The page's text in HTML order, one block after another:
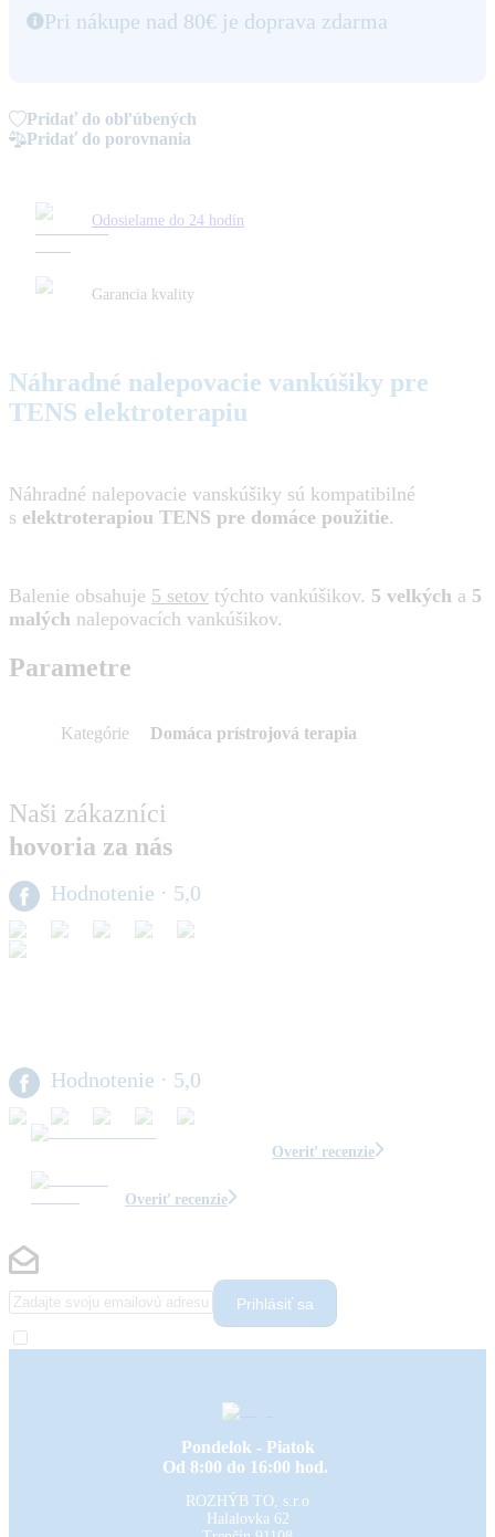
Pri nákupe nad 80€ je doprava zdarma
Pridať do obľúbených
Pridať do porovnania
Odosielame do 24 hodín
Garancia kvality
Náhradné nalepovacie vankúšiky pre
TENS elektroterapiu
Náhradné nalepovacie vanskúšiky sú kompatibilné
s elektroterapiou TENS pre domáce použitie.
Balenie obsahuje 5 setov týchto vankúšikov. 5 velkých a 5
malých nalepovacích vankúšikov.
Parametre
Kategórie Domáca prístrojová terapia
Naši zákazníci
hovoria za nás
Hodnotenie · 5,0
Hodnotenie · 5,0
Overiť recenzie
Overiť recenzie
Prihlásiť sa
Pondelok - Piatok
Od 8:00 do 16:00 hod.
ROZHÝB TO, s.r.o
Halalovka 62